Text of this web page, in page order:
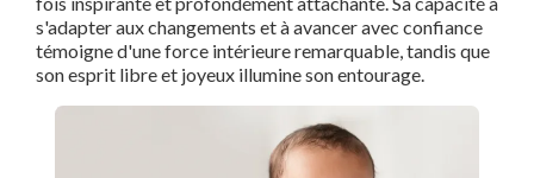
s'adapter aux changements et à avancer avec confiance
témoigne d'une force intérieure remarquable, tandis que
son esprit libre et joyeux illumine son entourage.